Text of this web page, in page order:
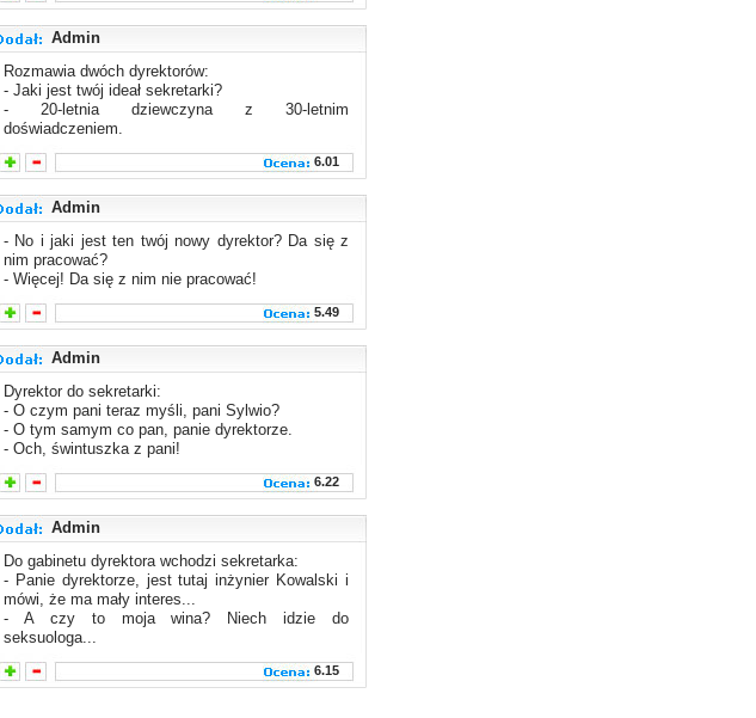
Admin
Rozmawia dwóch dyrektorów:
- Jaki jest twój ideał sekretarki?
- 20-letnia dziewczyna z 30-letnim
doświadczeniem.
6.01
Admin
- No i jaki jest ten twój nowy dyrektor? Da się z
nim pracować?
- Więcej! Da się z nim nie pracować!
5.49
Admin
Dyrektor do sekretarki:
- O czym pani teraz myśli, pani Sylwio?
- O tym samym co pan, panie dyrektorze.
- Och, świntuszka z pani!
6.22
Admin
Do gabinetu dyrektora wchodzi sekretarka:
- Panie dyrektorze, jest tutaj inżynier Kowalski i
mówi, że ma mały interes...
- A czy to moja wina? Niech idzie do
seksuologa...
6.15